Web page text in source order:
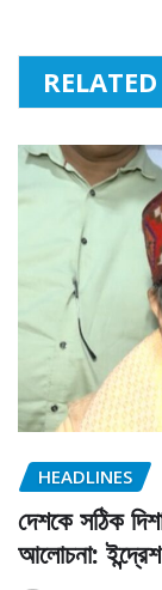
HEADLINES
দেশকে সঠিক
আলোচনা: